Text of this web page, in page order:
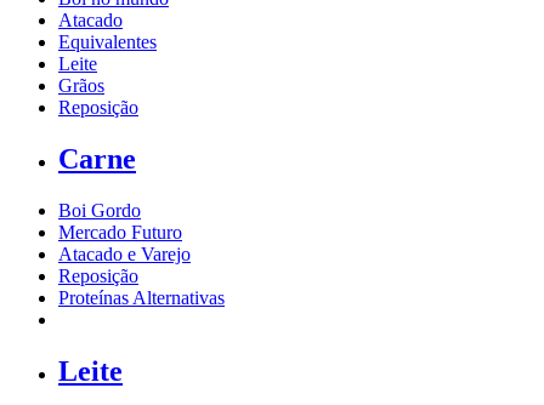
Atacado
Equivalentes
Leite
Grãos
Reposição
Carne
Boi Gordo
Mercado Futuro
Atacado e Varejo
Reposição
Proteínas Alternativas
Leite